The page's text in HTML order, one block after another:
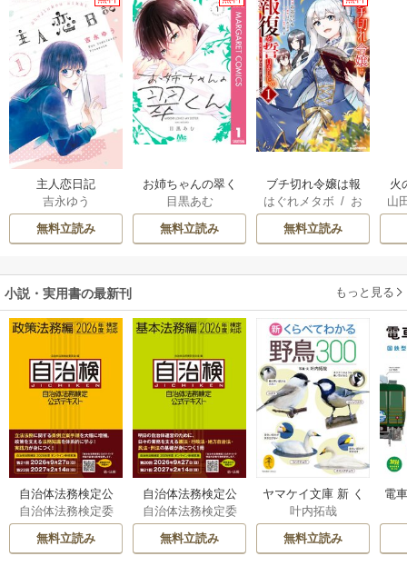
主人恋日記
吉永ゆう
無料立読み
お姉ちゃんの翠く
ん
目黒あむ
無料立読み
ブチ切れ令嬢は報
復を誓いました。
はぐれメタボ / お
おのいも /
無料立読み
火
人
山
小説・実用書の最新刊 もっと見る
自治体法務検定公
式テキスト 政策
法務編 ２０２６
年度検定対応 1巻
自治体法務検定委
員会
無料立読み
自治体法務検定公
式テキスト 基本
法務編 ２０２６
年度検定対応 1巻
自治体法務検定委
員会
無料立読み
ヤマケイ文庫 新 く
らべてわかる野鳥3
00 1巻
叶内拓哉
無料立読み
電